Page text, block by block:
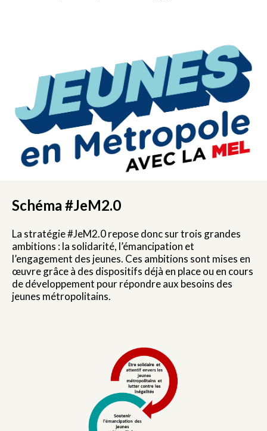
Schéma #JeM2.0
La stratégie #JeM2.0 repose donc sur trois grandes
ambitions : la solidarité, l’émancipation et
l’engagement des jeunes. Ces ambitions sont mises en
œuvre grâce à des dispositifs déjà en place ou en cours
de développement pour répondre aux besoins des
jeunes métropolitains.